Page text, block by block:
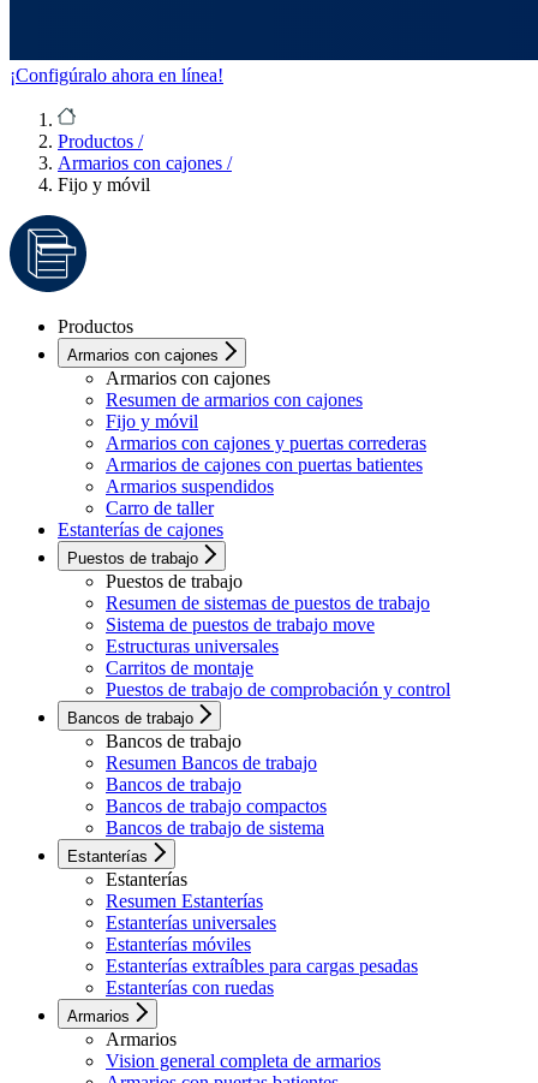
¡Configúralo ahora en línea!
Productos /
Armarios con cajones /
Fijo y móvil
Productos
Armarios con cajones
Armarios con cajones
Resumen de armarios con cajones
Fijo y móvil
Armarios con cajones y puertas correderas
Armarios de cajones con puertas batientes
Armarios suspendidos
Carro de taller
Estanterías de cajones
Puestos de trabajo
Puestos de trabajo
Resumen de sistemas de puestos de trabajo
Sistema de puestos de trabajo move
Estructuras universales
Carritos de montaje
Puestos de trabajo de comprobación y control
Bancos de trabajo
Bancos de trabajo
Resumen Bancos de trabajo
Bancos de trabajo
Bancos de trabajo compactos
Bancos de trabajo de sistema
Estanterías
Estanterías
Resumen Estanterías
Estanterías universales
Estanterías móviles
Estanterías extraíbles para cargas pesadas
Estanterías con ruedas
Armarios
Armarios
Vision general completa de armarios